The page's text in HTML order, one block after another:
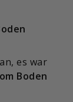
es war
Boden